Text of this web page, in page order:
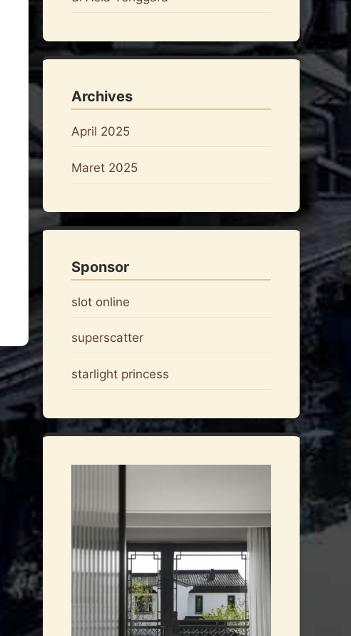
Archives
April 2025
Maret 2025
Sponsor
slot online
superscatter
starlight princess